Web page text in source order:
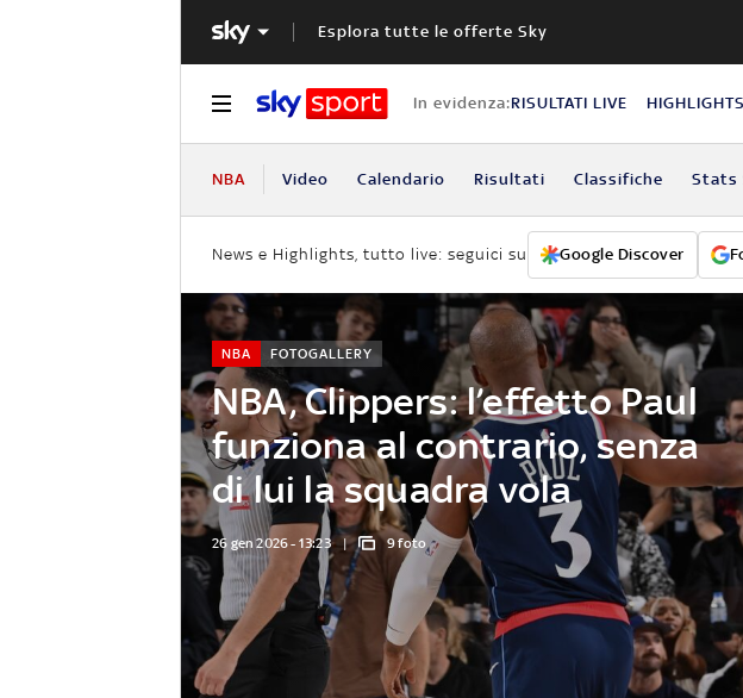
Esplora tutte le offerte Sky
In evidenza:RISULTATI LIVE HIGHLIGHTS
NBA Video Calendario Risultati Classifiche Stats
News e Highlights, tutto live: seguici su Google Discover
NBA, Clippers: l’effetto Paul
funziona al contrario, senza
di lui la squadra vola
NBA FOTOGALLERY
26 gen 2026 - 13:23 9 foto